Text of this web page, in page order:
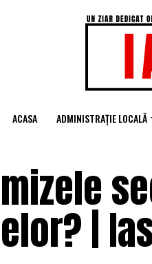
ACASA ADMINISTRAȚIE LOCALĂ
|